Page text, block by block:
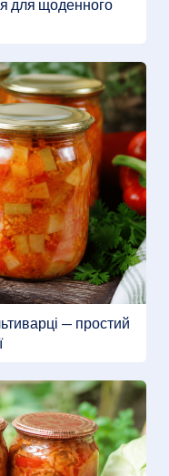
для щоденного
— простий